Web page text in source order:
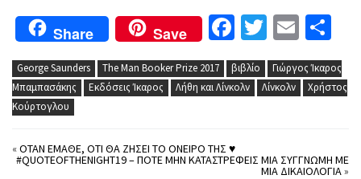
Share Save Facebook
Twitter
Email
George Saunders The Man Booker Prize 2017 βιβλίο
Γιώργος Ίκαρος
Μπαμπασάκης
Εκδόσεις Ίκαρος Λήθη και Λίνκολν Λίνκολν
Χρήστος
Κούρτογλου
«ΌΤΑΝ ΈΜΑΘΕ, ΌΤΙ ΘΑ ΖΉΣΕΙ ΤΟ ΌΝΕΙΡΌ ΤΗΣ ♥
#QUOTEOFTHENIGHT19 – ΠΟΤΈ ΜΗΝ ΚΑΤΑΣΤΡΈΦΕΙΣ ΜΙΑ ΣΥΓΓΝΏΜΗ ΜΕ
ΜΊΑ ΔΙΚΑΙΟΛΟΓΊΑ »